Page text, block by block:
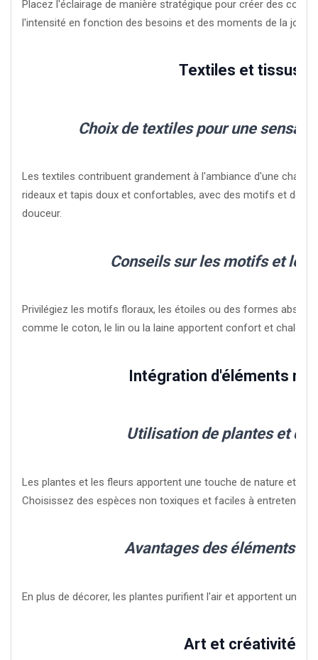
Placez l'éclairage de manière stratégique pour créer des coins
l'intensité en fonction des besoins et des moments de la
Textiles et tissus
Choix de textiles pour une
Les textiles contribuent grandement à l'ambiance d'une
rideaux et tapis doux et confortables, avec des motifs et des
douceur.
Conseils sur les motifs et les
Privilégiez les motifs floraux, les étoiles ou des formes
comme le coton, le lin ou la laine apportent confort et chaleur.
Intégration d'éléments
Utilisation de plantes et de
Les plantes et les fleurs apportent une touche de nature et de
Choisissez des espèces non toxiques et faciles à entretenir.
Avantages des éléments
En plus de décorer, les plantes purifient l'air et apportent un
Art et créativité